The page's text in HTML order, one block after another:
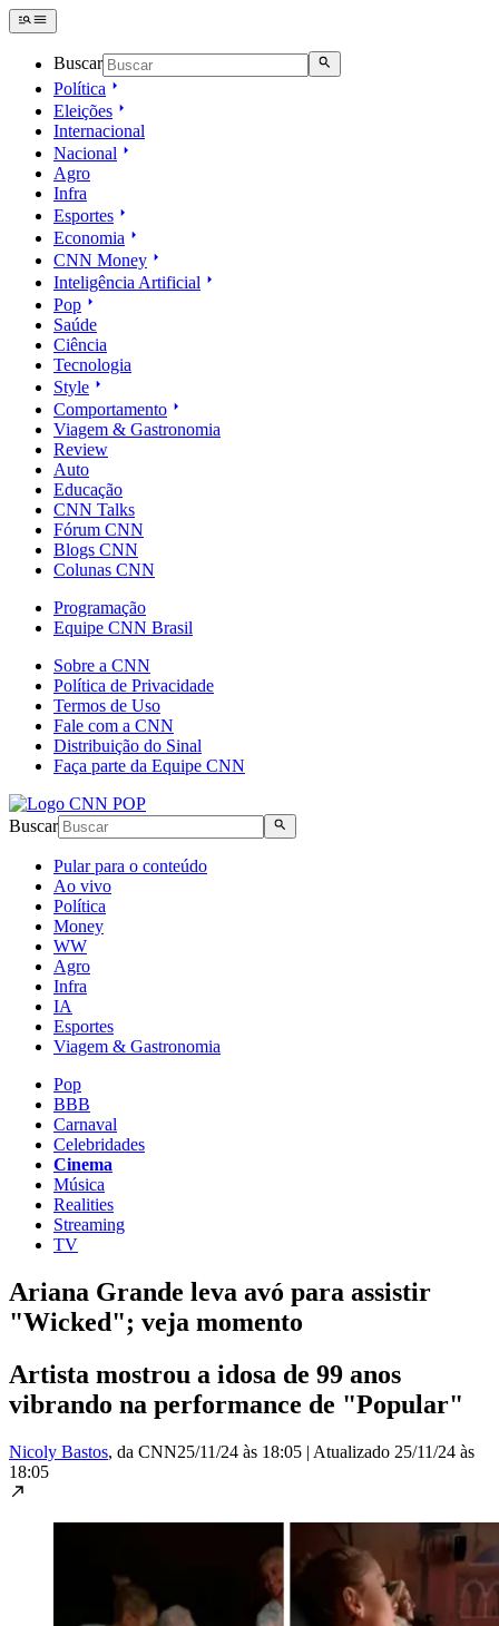
Buscar
Política
Eleições
Internacional
Nacional
Agro
Infra
Esportes
Economia
CNN Money
Inteligência Artificial
Pop
Saúde
Ciência
Tecnologia
Style
Comportamento
Viagem & Gastronomia
Review
Auto
Educação
CNN Talks
Fórum CNN
Blogs CNN
Colunas CNN
Programação
Equipe CNN Brasil
Sobre a CNN
Política de Privacidade
Termos de Uso
Fale com a CNN
Distribuição do Sinal
Faça parte da Equipe CNN
Buscar
Pular para o conteúdo
Ao vivo
Política
Money
WW
Agro
Infra
IA
Esportes
Viagem & Gastronomia
Pop
BBB
Carnaval
Celebridades
Cinema
Música
Realities
Streaming
TV
Ariana Grande leva avó para assistir
"Wicked"; veja momento
Artista mostrou a idosa de 99 anos
vibrando na performance de "Popular"
Nicoly Bastos, da CNN25/11/24 às 18:05 | Atualizado 25/11/24 às
18:05